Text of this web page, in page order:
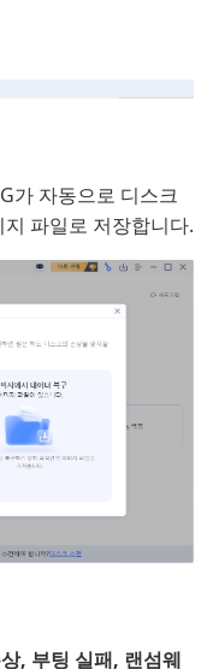
가 자동으로 디스크
파일로 저장합니다.
, 부팅 실패, 랜섬웨